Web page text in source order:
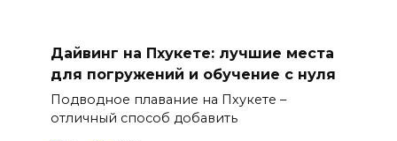
Дайвинг на Пхукете: лучшие места
для погружений и обучение с нуля
Подводное плавание на Пхукете –
отличный способ добавить